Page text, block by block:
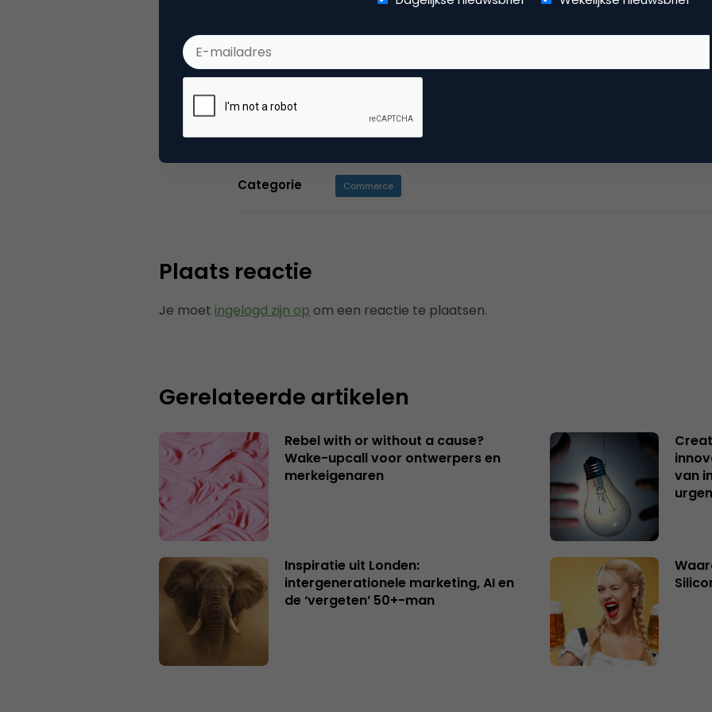
met de Global E-commerce Summit in Barcelona en de website E-
vakinformatie werkt BBP Media nauw samen met branchepartijen zoals
associaties. Tot het portfolio van BBP Media behoren onder meer
Categorie Commerce
Plaats reactie
Je moet ingelogd zijn op om een reactie te plaatsen.
Gerelateerde artikelen
Rebel with or without a cause?
Wake-upcall voor ontwerpers en
merkeigenaren
van
Inspiratie uit Londen:
intergenerationele marketing, AI en
de ‘vergeten’ 50+-man